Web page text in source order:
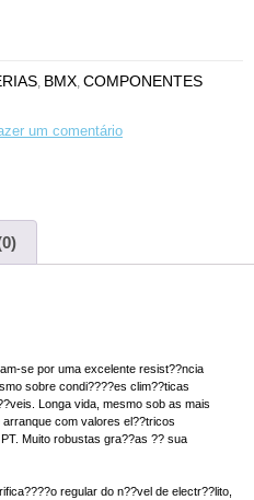
, BMX, COMPONENTES
um comentário
se por uma excelente resist??ncia
sobre condi????es clim??ticas
Longa vida, mesmo sob as mais
com valores el??tricos
Muito robustas gra??as ?? sua
regular do n??vel de electr??lito,